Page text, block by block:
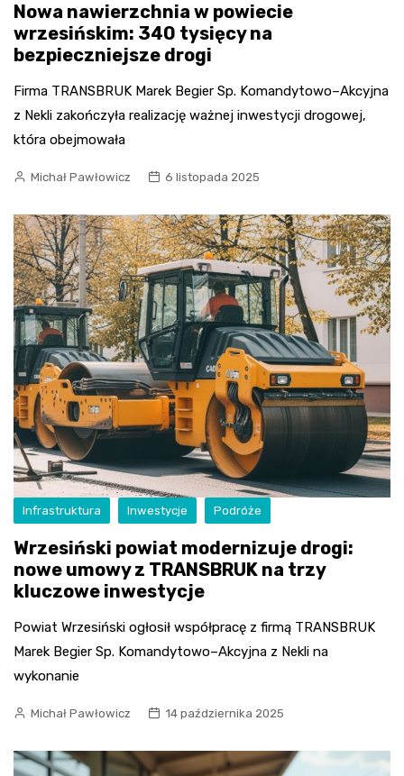
Nowa nawierzchnia w powiecie
wrzesińskim: 340 tysięcy na
bezpieczniejsze drogi
Firma TRANSBRUK Marek Begier Sp. Komandytowo–Akcyjna
z Nekli zakończyła realizację ważnej inwestycji drogowej,
która obejmowała
Michał Pawłowicz 6 listopada 2025
Infrastruktura Inwestycje Podróże
Wrzesiński powiat modernizuje drogi:
nowe umowy z TRANSBRUK na trzy
kluczowe inwestycje
Powiat Wrzesiński ogłosił współpracę z firmą TRANSBRUK
Marek Begier Sp. Komandytowo–Akcyjna z Nekli na
wykonanie
Michał Pawłowicz 14 października 2025